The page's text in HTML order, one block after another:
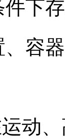
件下
、容
动